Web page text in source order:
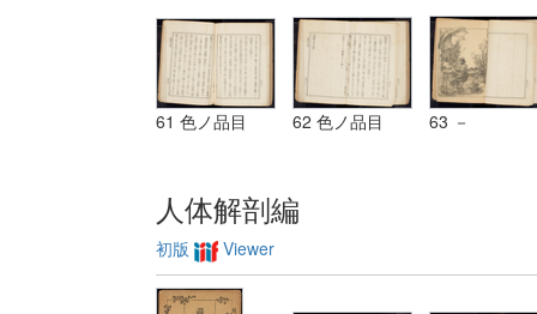
61 色ノ品目 62 色ノ品目 63 －
人体解剖編
初版 Viewer